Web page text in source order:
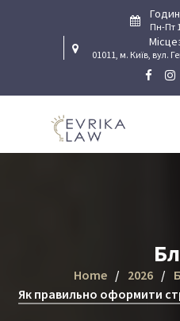
Пн-Пт
01011, м. Київ, вул.
Home 2026
Як правильно оформити